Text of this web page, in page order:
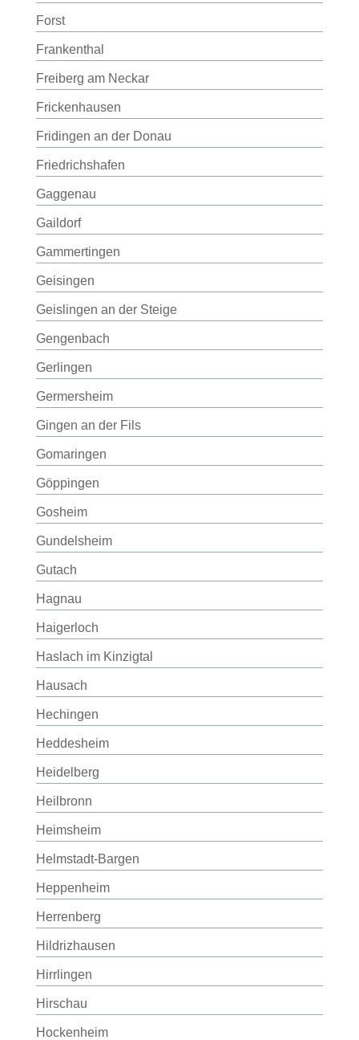
Forst
Frankenthal
Freiberg am Neckar
Frickenhausen
Fridingen an der Donau
Friedrichshafen
Gaggenau
Gaildorf
Gammertingen
Geisingen
Geislingen an der Steige
Gengenbach
Gerlingen
Germersheim
Gingen an der Fils
Gomaringen
Göppingen
Gosheim
Gundelsheim
Gutach
Hagnau
Haigerloch
Haslach im Kinzigtal
Hausach
Hechingen
Heddesheim
Heidelberg
Heilbronn
Heimsheim
Helmstadt-Bargen
Heppenheim
Herrenberg
Hildrizhausen
Hirrlingen
Hirschau
Hockenheim